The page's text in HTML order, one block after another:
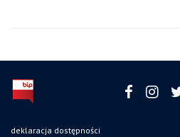
deklaracja dostępności